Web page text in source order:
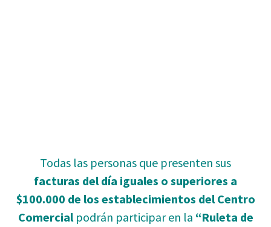
Todas las personas que presenten sus
facturas del día iguales o superiores a
$100.000 de los establecimientos del Centro
Comercialpodrán participar en la “Ruleta de